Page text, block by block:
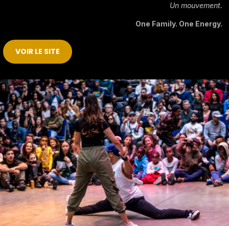
Un mouvement.
One Family. One Energy.
VOIR LE SITE